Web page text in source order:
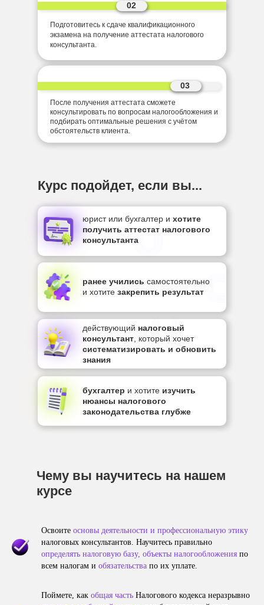
После получения аттестата сможете
консультировать по вопросам налогообложения и
подбирать оптимальные решения с учётом
обстоятельств клиента.
Подготовитесь к сдаче квалификационного
экзамена на получение аттестата налогового
консультанта.
02
03
Курс подойдет, если вы...
юрист или бухгалтер и хотите
получить аттестат налогового
консультанта
ранее учились самостоятельно
и хотите закрепить результат
действующий налоговый
консультант , который хочет
систематизировать и обновить
знания
бухгалтер и хотите изучить
нюансы налогового
законодательства глубже
Чему вы научитесь на нашем
курсе
Освоите основы деятельности и профессиональную этику
налоговых консультантов. Научитесь правильно
определять налоговую базу, объекты налогообложения по
всем налогам и обязательства по их уплате.
Поймете, как общая часть Налогового кодекса неразрывно